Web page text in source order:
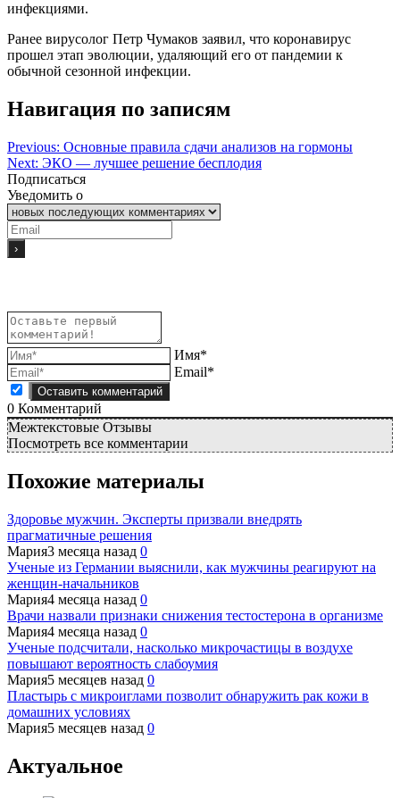
инфекциями.
Ранее вирусолог Петр Чумаков заявил, что коронавирус
прошел этап эволюции, удаляющий его от пандемии к
обычной сезонной инфекции.
Навигация по записям
Previous: Основные правила сдачи анализов на гормоны
Next: ЭКО — лучшее решение бесплодия
Подписаться
Уведомить о
Имя*
Email*
0 Комментарий
Межтекстовые Отзывы
Посмотреть все комментарии
Похожие материалы
Здоровье мужчин. Эксперты призвали внедрять
прагматичные решения
Мария3 месяца назад 0
Ученые из Германии выяснили, как мужчины реагируют на
женщин-начальников
Мария4 месяца назад 0
Врачи назвали признаки снижения тестостерона в организме
Мария4 месяца назад 0
Ученые подсчитали, насколько микрочастицы в воздухе
повышают вероятность слабоумия
Мария5 месяцев назад 0
Пластырь с микроиглами позволит обнаружить рак кожи в
домашних условиях
Мария5 месяцев назад 0
Актуальное